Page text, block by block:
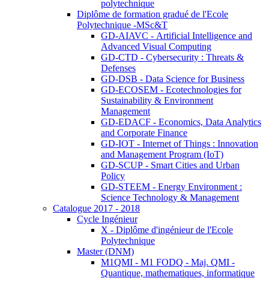
polytechnique
Diplôme de formation gradué de l'Ecole
Polytechnique -MSc&T
GD-AIAVC - Artificial Intelligence and
Advanced Visual Computing
GD-CTD - Cybersecurity : Threats &
Defenses
GD-DSB - Data Science for Business
GD-ECOSEM - Ecotechnologies for
Sustainability & Environment
Management
GD-EDACF - Economics, Data Analytics
and Corporate Finance
GD-IOT - Internet of Things : Innovation
and Management Program (IoT)
GD-SCUP - Smart Cities and Urban
Policy
GD-STEEM - Energy Environment :
Science Technology & Management
Catalogue 2017 - 2018
Cycle Ingénieur
X - Diplôme d'ingénieur de l'Ecole
Polytechnique
Master (DNM)
M1QMI - M1 FODQ - Maj. QMI -
Quantique, mathematiques, informatique